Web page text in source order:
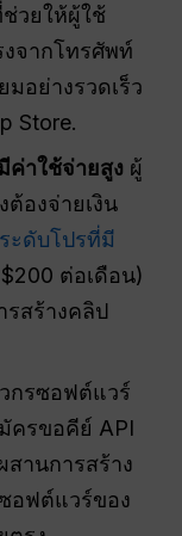
วยให้ผู้ใช้
จากโทรศัพท์
อย่างรวดเร็ว
Store.
ค่าใช้จ่ายสูง ผู้
ต้องจ่ายเงิน
ระดับโปรที่มี
ต่อเดือน)
รสร้างคลิป
กรซอฟต์แวร์
ครขอคีย์ API
สานการสร้าง
อฟต์แวร์ของ